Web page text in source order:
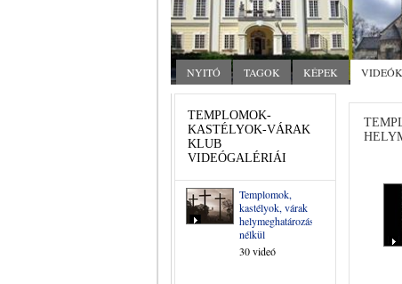
NYITÓ TAGOK KÉPEK VIDEÓK
TEMPLOMOK-
KASTÉLYOK-VÁRAK
KLUB
VIDEÓGALÉRIÁI
Templomok,
kastélyok, várak
helymeghatározás
nélkül
30 videó